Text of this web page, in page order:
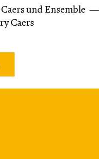
und Ensemble
Caers